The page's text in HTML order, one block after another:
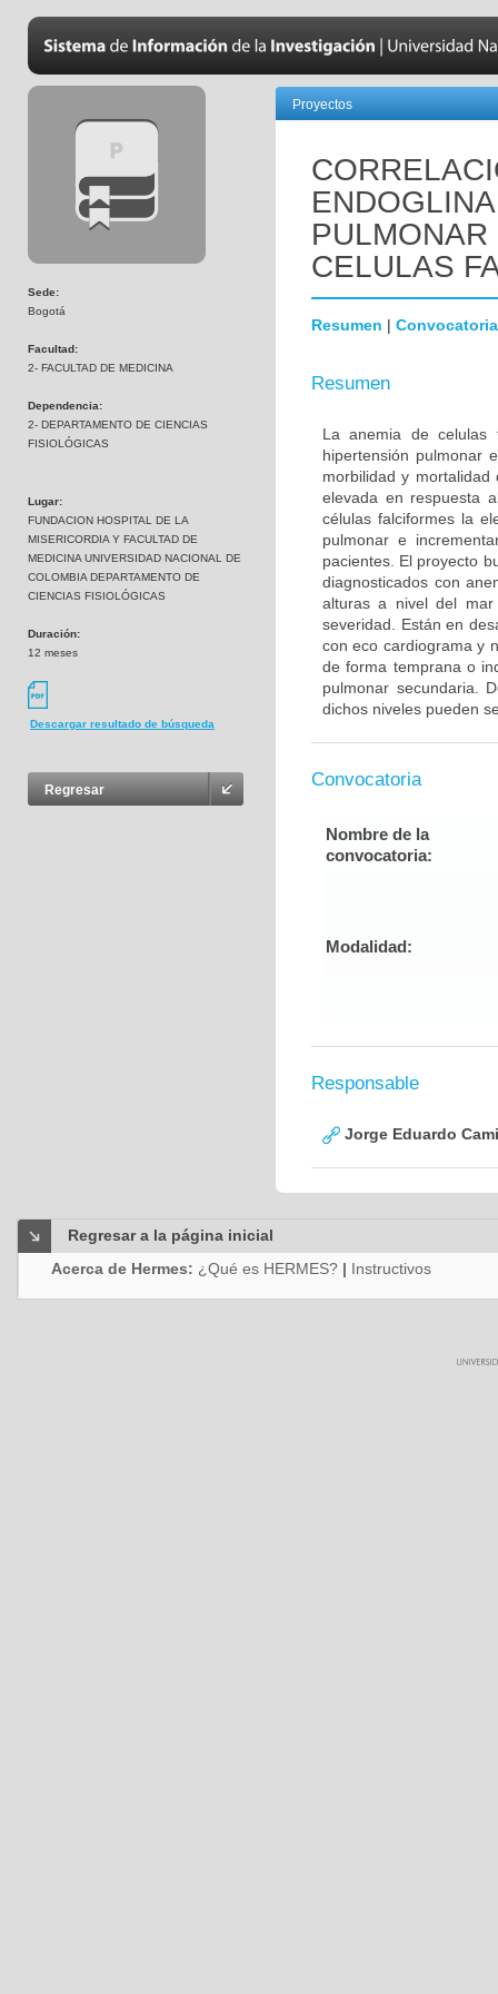
Sede:
Bogotá
Facultad:
2- FACULTAD DE MEDICINA
Dependencia:
2- DEPARTAMENTO DE CIENCIAS
FISIOLÓGICAS
Lugar:
FUNDACION HOSPITAL DE LA
MISERICORDIA Y FACULTAD DE
MEDICINA UNIVERSIDAD NACIONAL DE
COLOMBIA DEPARTAMENTO DE
CIENCIAS FISIOLÓGICAS
Duración:
12 meses
Descargar resultado de búsqueda
Regresar
Proyectos
CELULAS
Resumen | Convocatoria
Resumen
La anemia de celulas
hipertensión pulmonar
morbilidad y
elevada en respuesta
células falciformes la
pulmonar e
pacientes. El proyecto
diagnosticados con
alturas a nivel del
severidad. Están en
con eco cardiograma y
de forma temprana o
pulmonar secundaria.
dichos niveles pueden
Convocatoria
Nombre de la
convocatoria:
Modalidad:
Responsable
Jorge Eduardo
Regresar a la página inicial
Acerca de Hermes: ¿Qué es HERMES? | Instructivos